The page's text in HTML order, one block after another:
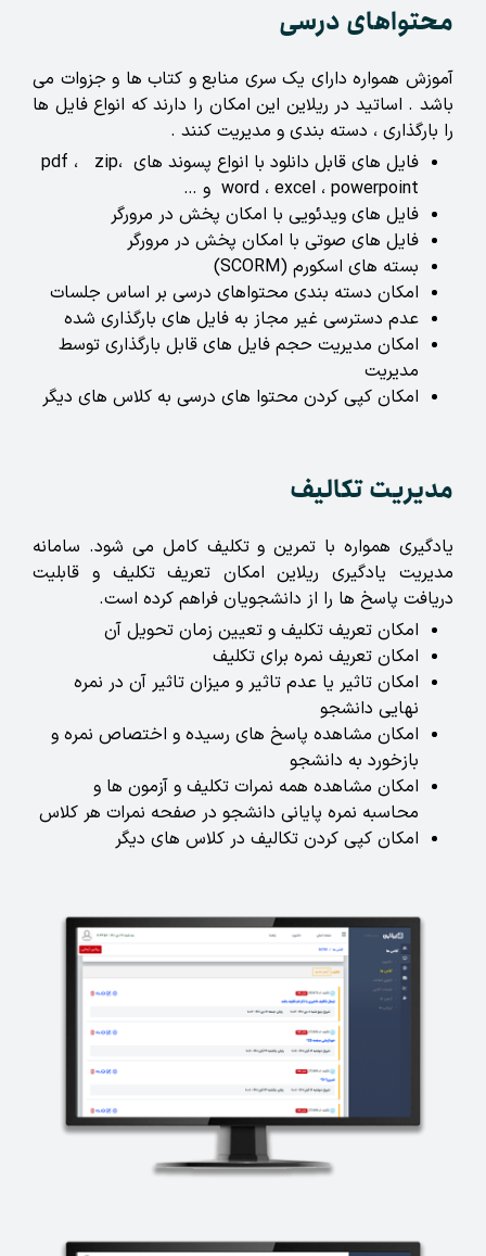
محتواهای درسی
آموزش همواره دارای یک سری منابع و کتاب ها و جزوات می
باشد . اساتید در ریلاین این امکان را دارند که انواع فایل ها
را بارگذاری ، دسته بندی و مدیریت کنند .
فایل های قابل دانلود با انواع پسوند های pdf ، zip،
word ، excel ، powerpoint و …
فایل های ویدئویی با امکان پخش در مرورگر
فایل های صوتی با امکان پخش در مرورگر
بسته های اسکورم (SCORM)
امکان دسته بندی محتواهای درسی بر اساس جلسات
عدم دسترسی غیر مجاز به فایل های بارگذاری شده
امکان مدیریت حجم فایل های قابل بارگذاری توسط
مدیریت
امکان کپی کردن محتوا های درسی به کلاس های دیگر
مدیریت تکالیف
یادگیری همواره با تمرین و تکلیف کامل می شود. سامانه
مدیریت یادگیری ریلاین امکان تعریف تکلیف و قابلیت
دریافت پاسخ ها را از دانشجویان فراهم کرده است.
امکان تعریف تکلیف و تعیین زمان تحویل آن
امکان تعریف نمره برای تکلیف
امکان تاثیر یا عدم تاثیر و میزان تاثیر آن در نمره
نهایی دانشجو
امکان مشاهده پاسخ های رسیده و اختصاص نمره و
بازخورد به دانشجو
امکان مشاهده همه نمرات تکلیف و آزمون ها و
محاسبه نمره پایانی دانشجو در صفحه نمرات هر کلاس
امکان کپی کردن تکالیف در کلاس های دیگر